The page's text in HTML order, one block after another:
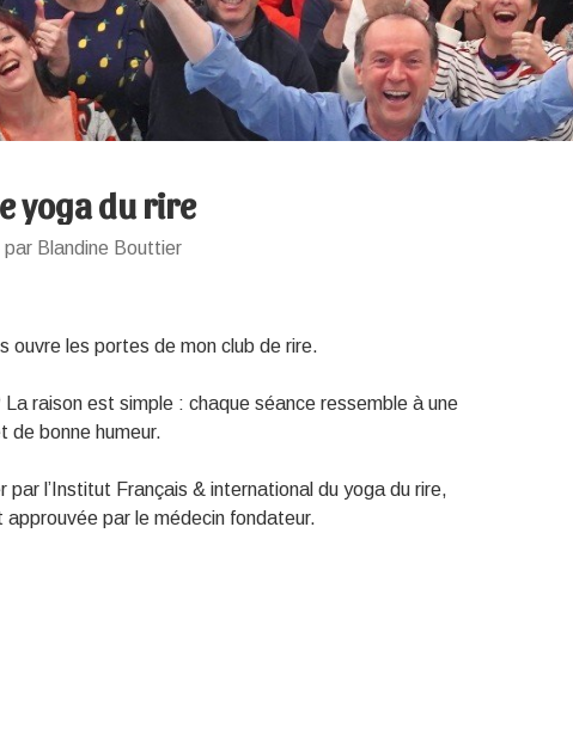
yoga du rire
par Blandine Bouttier
ouvre les portes de mon club de rire.
raison est simple : chaque séance ressemble à une
de bonne humeur.
par l’Institut Français & international du yoga du rire,
par le médecin fondateur.